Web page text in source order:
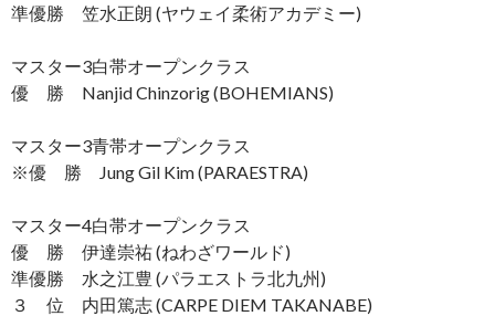
準優勝 笠水正朗 (ヤウェイ柔術アカデミー)
マスター3白帯オープンクラス
優 勝 Nanjid Chinzorig (BOHEMIANS)
マスター3青帯オープンクラス
※優 勝 Jung Gil Kim (PARAESTRA)
マスター4白帯オープンクラス
優 勝 伊達崇祐 (ねわざワールド)
準優勝 水之江豊 (パラエストラ北九州)
３ 位 内田篤志 (CARPE DIEM TAKANABE)